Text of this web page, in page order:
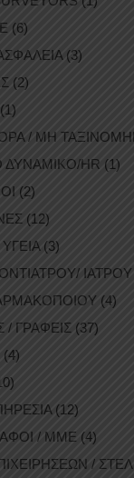
(6)
(3)
(2)
(1)
/ ΜΗ
HR (1)
(2)
(12)
(3)
ΙΑΤΡΟΥ
(4)
/ ΓΡΑΦΕΙΣ (37)
(4)
(12)
/ ΜΜΕ (4)
/